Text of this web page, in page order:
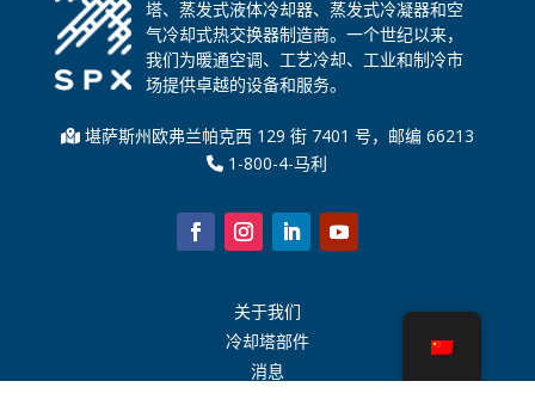
塔、蒸发式液体冷却器、蒸发式冷凝器和空
气冷却式热交换器制造商。一个世纪以来，
我们为暖通空调、工艺冷却、工业和制冷市
场提供卓越的设备和服务。
堪萨斯州欧弗兰帕克西 129 街 7401 号，邮编 66213
1-800-4-马利
关于我们
冷却塔部件
消息